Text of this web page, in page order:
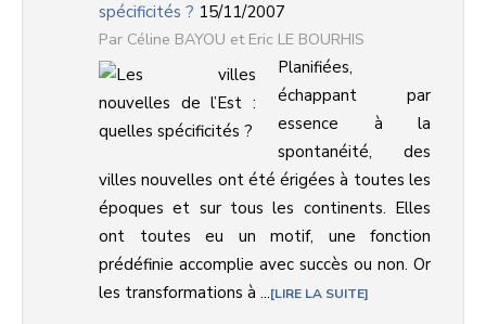
spécificités ? 15/11/2007
Céline BAYOU et Eric LE BOURHIS
Planifiées,
échappant par
essence à la
spontanéité, des
villes nouvelles ont été érigées à toutes les
époques et sur tous les continents. Elles
ont toutes eu un motif, une fonction
prédéfinie accomplie avec succès ou non. Or
les transformations à ... LIRE LA SUITE